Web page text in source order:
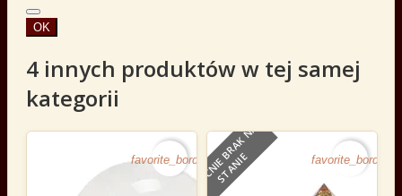
OK
4 innych produktów w tej samej
kategorii
favorite_borderO
B
E
C
N
I
E
B
R
A
K
N
A
S
T
A
N
I
E favorite_border